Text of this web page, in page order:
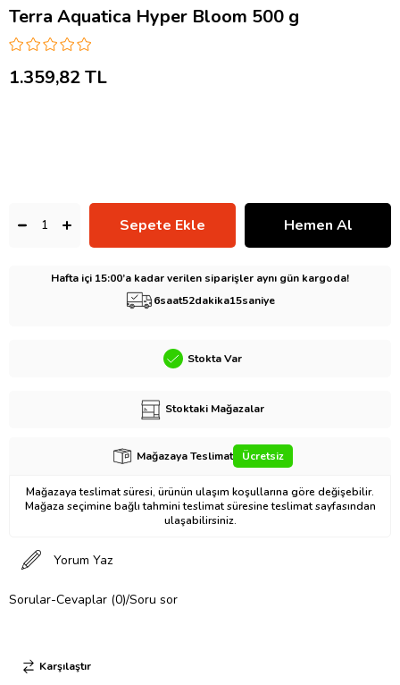
Terra Aquatica Hyper Bloom 500 g
1.359,82 TL
Hafta içi 15:00’a kadar verilen siparişler aynı gün kargoda!
6saat52dakika14saniye
Stokta Var
Stoktaki Mağazalar
Mağazaya Teslimat Ücretsiz
Mağazaya teslimat süresi, ürünün ulaşım koşullarına göre değişebilir.
Mağaza seçimine bağlı tahmini teslimat süresine teslimat sayfasından
ulaşabilirsiniz.
Yorum Yaz
Sorular-Cevaplar (0)/Soru sor
Karşılaştır